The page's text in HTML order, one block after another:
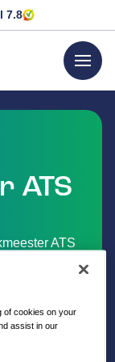
7.8
menu
ATS
ATS
Met Tyres-On
past bij
of cookies on your
assist in our